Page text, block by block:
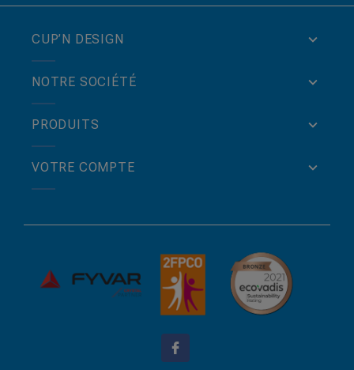
CUP’N DESIGN
NOTRE SOCIÉTÉ
PRODUITS
VOTRE COMPTE